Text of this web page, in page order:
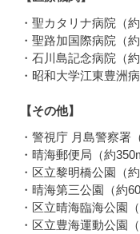
・聖カタリナ病院（約
・聖路加国際病院（約
・石川島記念病院（約
・昭和大学江東豊洲
【その他】
・警視庁 月島警察署
・晴海郵便局（約
・区立黎明橋公園（約
・晴海第三公園（約
・区立晴海臨海公園（
・区立豊海運動公園（